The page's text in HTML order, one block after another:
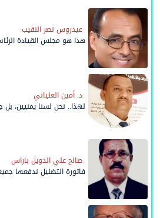
عيدروس نصر النقيب
هذا هو مجلس القيادة
د. أمين العلياني
لهذا.. نحن لسنا يمنيين، بل
صالح علي الدويل باراس
فاتورة التضليل ندفعها